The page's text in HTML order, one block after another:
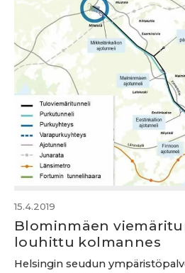
15.4.2019
Blominmäen
louhittu kolmannes
Helsingin seudun